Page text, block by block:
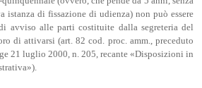
istanza di fissazione di udienza) non può essere
avviso alle parti costituite dalla segreteria del
di attivarsi (art. 82 cod. proc. amm., preceduto
21 luglio 2000, n. 205, recante «Disposizioni in